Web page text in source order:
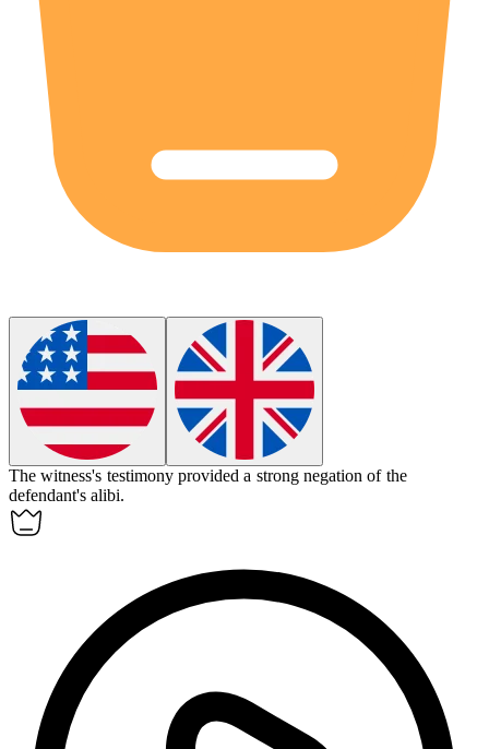
The witness's testimony provided a strong negation of the
defendant's alibi.